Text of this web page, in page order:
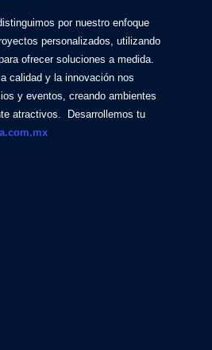
por nuestro enfoque
personalizados, utilizando
ofrecer soluciones a medida.
calidad y la innovación nos
y eventos, creando ambientes
atractivos. Desarrollemos tu